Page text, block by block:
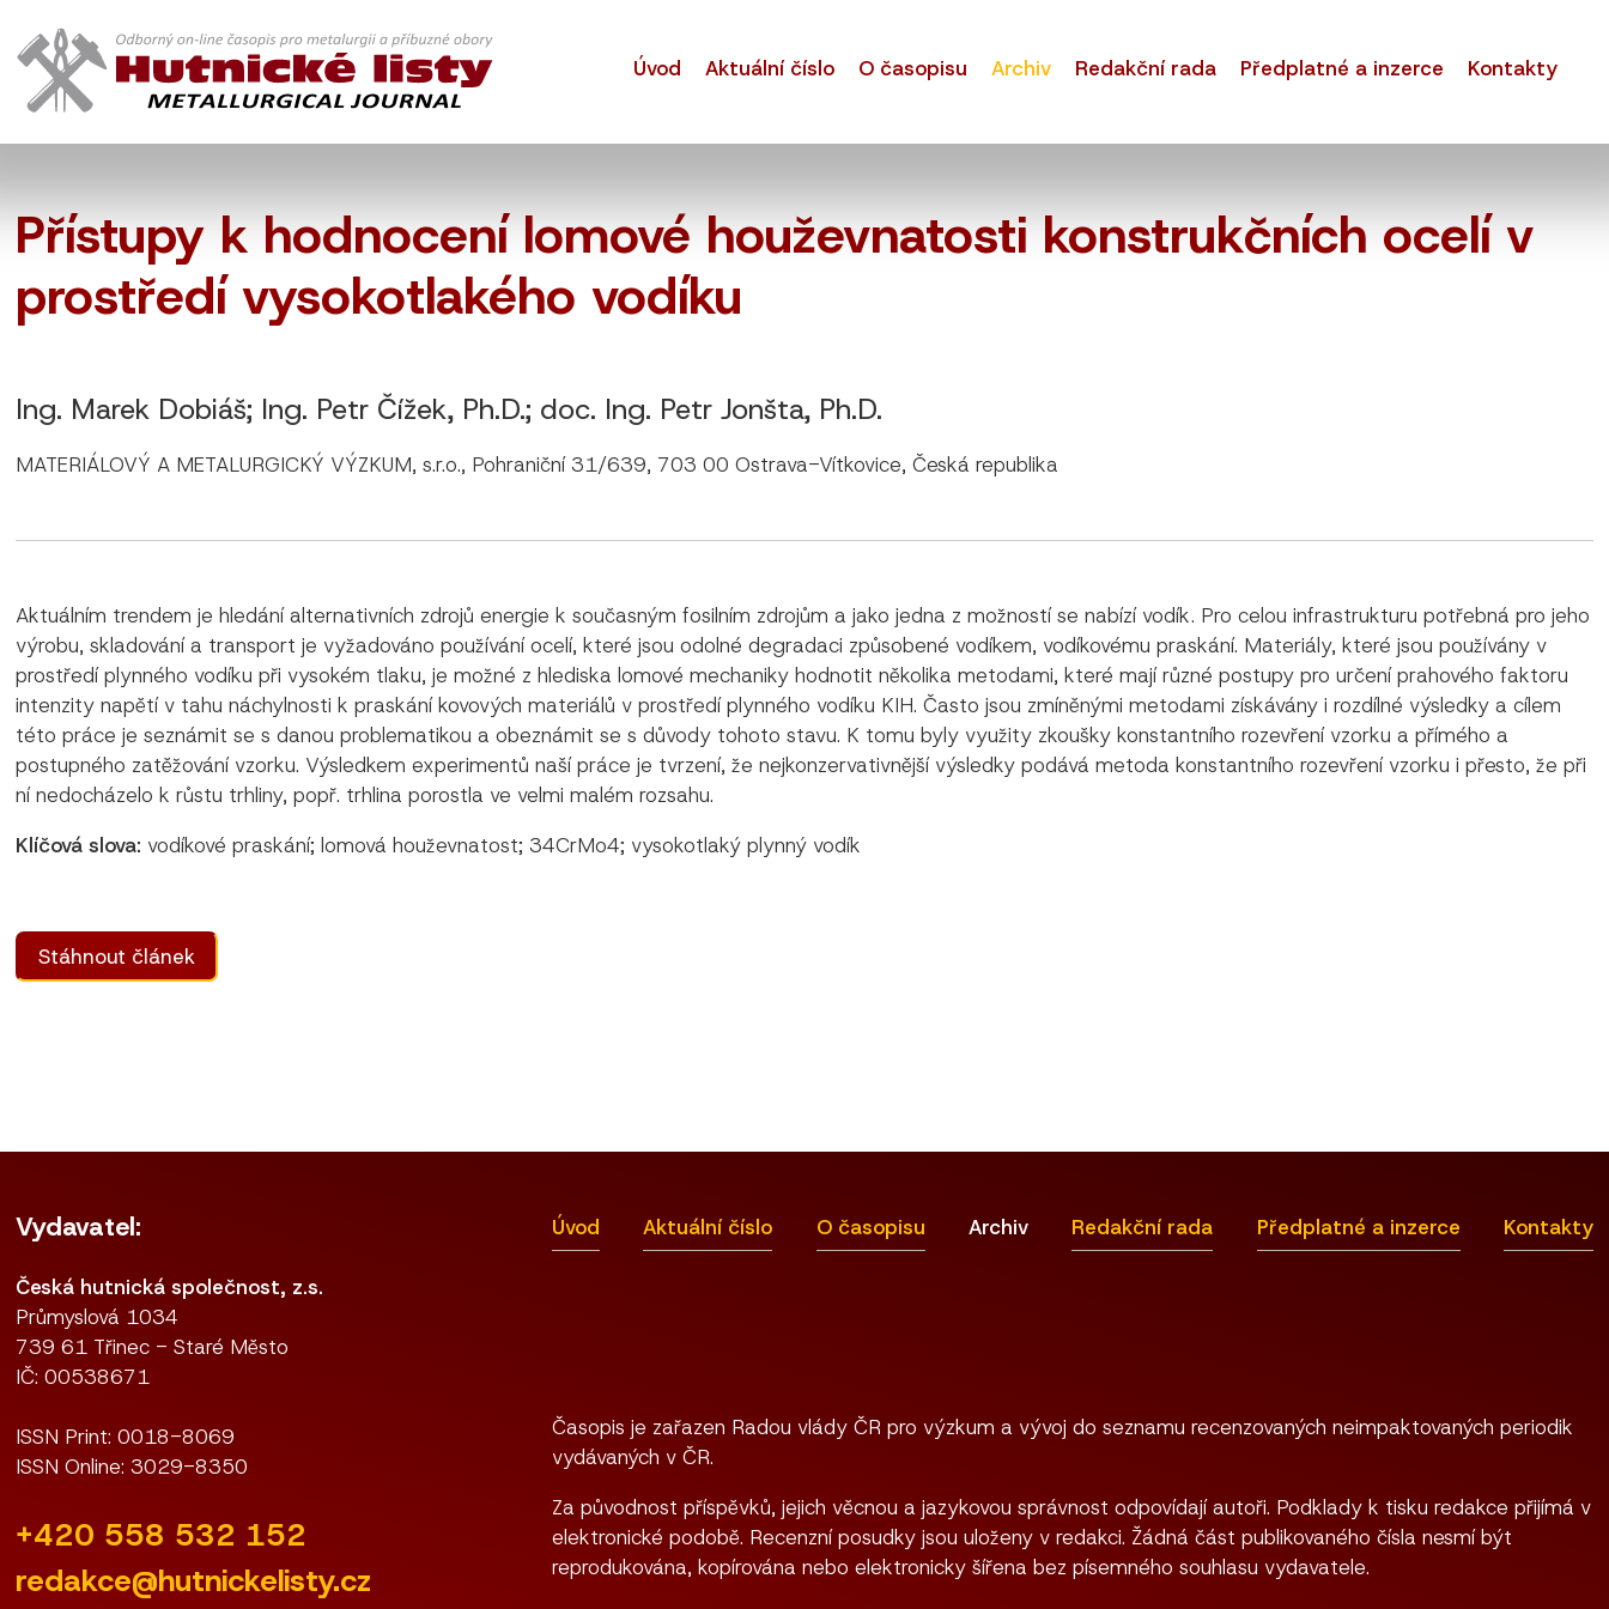
Úvod Aktuální číslo O časopisu Archiv Redakční rada Předplatné a inzerce Kontakty
Přístupy k hodnocení lomové houževnatosti konstrukčních ocelí v
prostředí vysokotlakého vodíku
Ing. Marek Dobiáš; Ing. Petr Čížek, Ph.D.; doc. Ing. Petr Jonšta, Ph.D.
MATERIÁLOVÝ A METALURGICKÝ VÝZKUM, s.r.o., Pohraniční 31/639, 703 00 Ostrava-Vítkovice, Česká republika
Aktuálním trendem je hledání alternativních zdrojů energie k současným fosilním zdrojům a jako jedna z možností se nabízí vodík. Pro celou infrastrukturu potřebná pro jeho
výrobu, skladování a transport je vyžadováno používání ocelí, které jsou odolné degradaci způsobené vodíkem, vodíkovému praskání. Materiály, které jsou používány v
prostředí plynného vodíku při vysokém tlaku, je možné z hlediska lomové mechaniky hodnotit několika metodami, které mají různé postupy pro určení prahového faktoru
intenzity napětí v tahu náchylnosti k praskání kovových materiálů v prostředí plynného vodíku KIH. Často jsou zmíněnými metodami získávány i rozdílné výsledky a cílem
této práce je seznámit se s danou problematikou a obeznámit se s důvody tohoto stavu. K tomu byly využity zkoušky konstantního rozevření vzorku a přímého a
postupného zatěžování vzorku. Výsledkem experimentů naší práce je tvrzení, že nejkonzervativnější výsledky podává metoda konstantního rozevření vzorku i přesto, že při
ní nedocházelo k růstu trhliny, popř. trhlina porostla ve velmi malém rozsahu.
Klíčová slova: vodíkové praskání; lomová houževnatost; 34CrMo4; vysokotlaký plynný vodík
Stáhnout článek
Úvod Aktuální číslo O časopisu Archiv Redakční rada Předplatné a inzerce Kontakty
Časopis je zařazen Radou vlády ČR pro výzkum a vývoj do seznamu recenzovaných neimpaktovaných periodik
vydávaných v ČR.
Za původnost příspěvků, jejich věcnou a jazykovou správnost odpovídají autoři. Podklady k tisku redakce přijímá v
elektronické podobě. Recenzní posudky jsou uloženy v redakci. Žádná část publikovaného čísla nesmí být
reprodukována, kopírována nebo elektronicky šířena bez písemného souhlasu vydavatele.
Vydavatel:
Česká hutnická společnost, z.s.
Průmyslová 1034
739 61 Třinec - Staré Město
IČ: 00538671
ISSN Print: 0018-8069
ISSN Online: 3029-8350
+420 558 532 152
redakce@hutnickelisty.cz